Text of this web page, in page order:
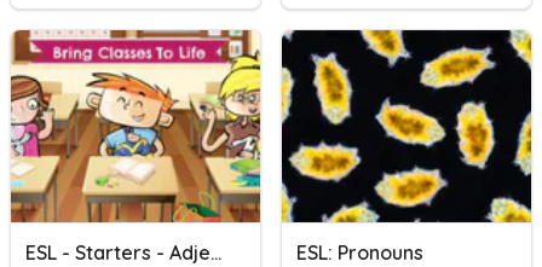
ESL - Starters - Adjectives ESL: Pronouns